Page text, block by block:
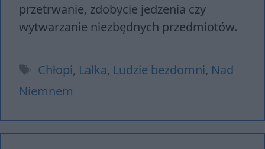
przetrwanie, zdobycie jedzenia czy
wytwarzanie niezbędnych przedmiotów.
Tagi
Chłopi, Lalka, Ludzie bezdomni, Nad
Niemnem